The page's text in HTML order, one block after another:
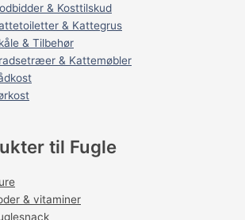
& Kosttilskud
& Kattegrus
& Tilbehør
& Kattemøbler
til Fugle
& vitaminer